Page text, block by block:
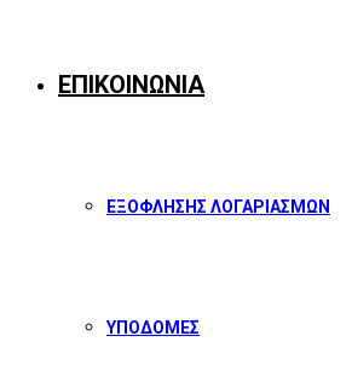
ΕΠΙΚΟΙΝΩΝΙΑ
ΕΞΟΦΛΗΣΗΣ ΛΟΓΑΡΙΑΣΜΩΝ
ΥΠΟΔΟΜΕΣ